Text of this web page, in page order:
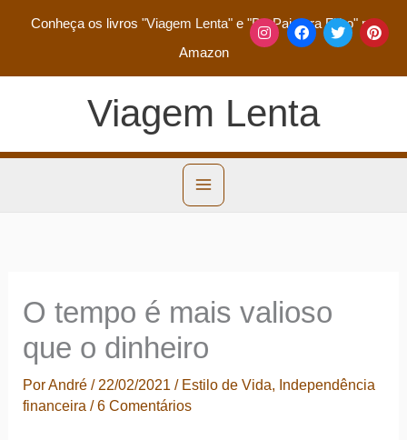
Conheça os livros "Viagem Lenta" e "De Pai para Filho"na
Amazon
Viagem Lenta
O tempo é mais valioso
que o dinheiro
PorAndré/ 22/02/2021/ Estilo de Vida, Independência
financeira /6 Comentários